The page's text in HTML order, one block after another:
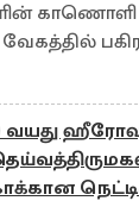
காணொளி
வயது